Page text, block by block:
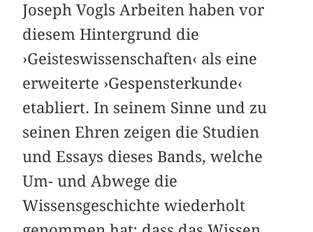
Joseph Vogls Arbeiten haben vor
diesem Hintergrund die
›Geisteswissenschaften‹ als eine
erweiterte ›Gespensterkunde‹
etabliert. In seinem Sinne und zu
seinen Ehren zeigen die Studien
und Essays dieses Bands, welche
Um- und Abwege die
Wissensgeschichte wiederholt